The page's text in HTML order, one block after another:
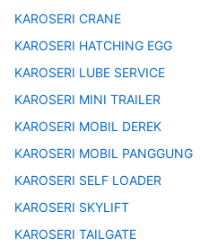
KAROSERI CRANE
KAROSERI HATCHING EGG
KAROSERI LUBE SERVICE
KAROSERI MINI TRAILER
KAROSERI MOBIL DEREK
KAROSERI MOBIL PANGGUNG
KAROSERI SELF LOADER
KAROSERI SKYLIFT
KAROSERI TAILGATE